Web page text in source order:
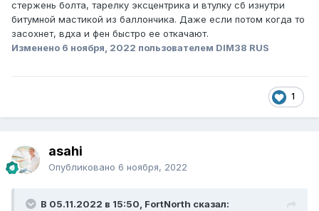
стержень болта, тарелку эксцентрика и втулку сб изнутри
битумной мастикой из баллончика. Даже если потом когда то
засохнет, вдха и фен быстро ее откачают.
Изменено 6 ноября, 2022 пользователем DIM38 RUS
1
asahi
Опубликовано 6 ноября, 2022
В 05.11.2022 в 15:50, FоrtNorth сказал: